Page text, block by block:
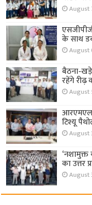
August
के साथ
August
बैठना-खड़े
रहेंगे
August
टिश्यू
August
का उत्तर
August